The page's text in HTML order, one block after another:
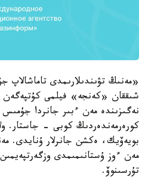
«مەنىڭ تۋىندىلارىمدى تاماشالاپ
شىققان «كەنجە» فيلمى
نەگىزىندە مەن ءبىر جانردا جۇمىس
كورەرمەندەردىڭ كوبى - جاستار.
بويەۆيك، ەكشن جانرلار ۇنايدى.
مەن ءوز ۇستانىمىمدى
تۇرسىنوۆ.